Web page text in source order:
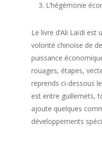
L’hégémonie
Le livre d’Ali Laïdi
volonté chinoise de
puissance
rouages, étapes,
reprends ci-dessous
est entre guillemets,
ajoute quelques
développements